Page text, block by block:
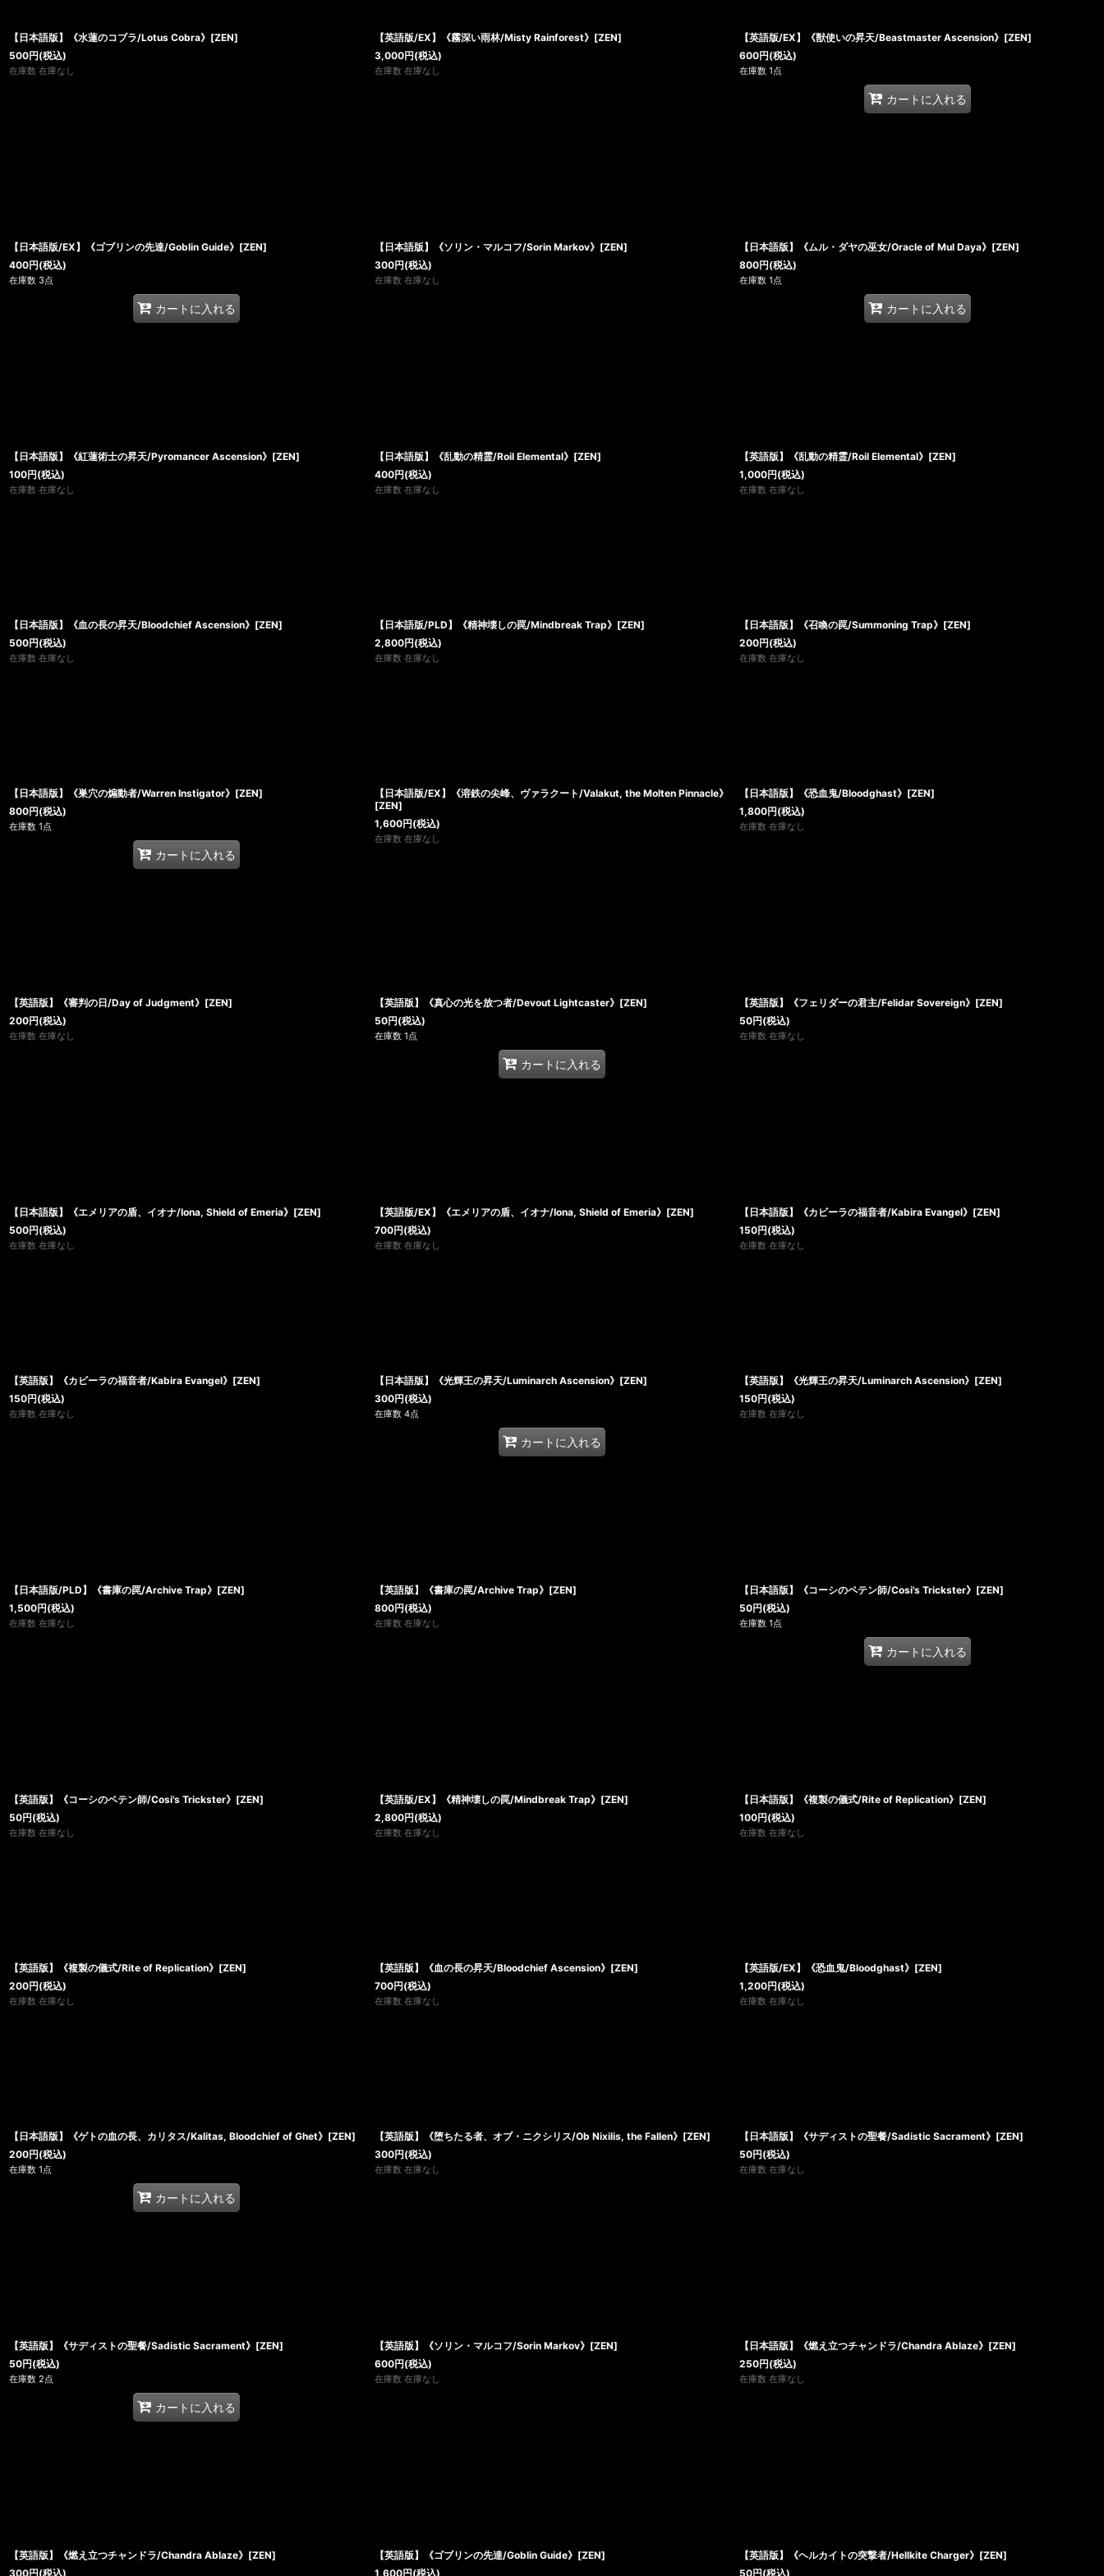
【日本語版】《水蓮のコブラ/Lotus Cobra》[ZEN]
500円(税込)
在庫数 在庫なし
【英語版/EX】《霧深い雨林/Misty Rainforest》[ZEN]
3,000円(税込)
在庫数 在庫なし
【英語版/EX】《獣使いの昇天/Beastmaster Ascension》[ZEN]
600円(税込)
在庫数 1点
カートに入れる
【日本語版/EX】《ゴブリンの先達/Goblin Guide》[ZEN]
400円(税込)
在庫数 3点
カートに入れる
【日本語版】《ソリン・マルコフ/Sorin Markov》[ZEN]
300円(税込)
在庫数 在庫なし
【日本語版】《ムル・ダヤの巫女/Oracle of Mul Daya》[ZEN]
800円(税込)
在庫数 1点
カートに入れる
【日本語版】《紅蓮術士の昇天/Pyromancer Ascension》[ZEN]
100円(税込)
在庫数 在庫なし
【日本語版】《乱動の精霊/Roil Elemental》[ZEN]
400円(税込)
在庫数 在庫なし
【英語版】《乱動の精霊/Roil Elemental》[ZEN]
1,000円(税込)
在庫数 在庫なし
【日本語版】《血の長の昇天/Bloodchief Ascension》[ZEN]
500円(税込)
在庫数 在庫なし
【日本語版/PLD】《精神壊しの罠/Mindbreak Trap》[ZEN]
2,800円(税込)
在庫数 在庫なし
【日本語版】《召喚の罠/Summoning Trap》[ZEN]
200円(税込)
在庫数 在庫なし
【日本語版】《巣穴の煽動者/Warren Instigator》[ZEN]
800円(税込)
在庫数 1点
カートに入れる
【日本語版/EX】《溶鉄の尖峰、ヴァラクート/Valakut, the Molten Pinnacle》
[ZEN]
1,600円(税込)
在庫数 在庫なし
【日本語版】《恐血鬼/Bloodghast》[ZEN]
1,800円(税込)
在庫数 在庫なし
【英語版】《審判の日/Day of Judgment》[ZEN]
200円(税込)
在庫数 在庫なし
【英語版】《真心の光を放つ者/Devout Lightcaster》[ZEN]
50円(税込)
在庫数 1点
カートに入れる
【英語版】《フェリダーの君主/Felidar Sovereign》[ZEN]
50円(税込)
在庫数 在庫なし
【日本語版】《エメリアの盾、イオナ/Iona, Shield of Emeria》[ZEN]
500円(税込)
在庫数 在庫なし
【英語版/EX】《エメリアの盾、イオナ/Iona, Shield of Emeria》[ZEN]
700円(税込)
在庫数 在庫なし
【日本語版】《カビーラの福音者/Kabira Evangel》[ZEN]
150円(税込)
在庫数 在庫なし
【英語版】《カビーラの福音者/Kabira Evangel》[ZEN]
150円(税込)
在庫数 在庫なし
【日本語版】《光輝王の昇天/Luminarch Ascension》[ZEN]
300円(税込)
在庫数 4点
カートに入れる
【英語版】《光輝王の昇天/Luminarch Ascension》[ZEN]
150円(税込)
在庫数 在庫なし
【日本語版/PLD】《書庫の罠/Archive Trap》[ZEN]
1,500円(税込)
在庫数 在庫なし
【英語版】《書庫の罠/Archive Trap》[ZEN]
800円(税込)
在庫数 在庫なし
【日本語版】《コーシのペテン師/Cosi's Trickster》[ZEN]
50円(税込)
在庫数 1点
カートに入れる
【英語版】《コーシのペテン師/Cosi's Trickster》[ZEN]
50円(税込)
在庫数 在庫なし
【英語版/EX】《精神壊しの罠/Mindbreak Trap》[ZEN]
2,800円(税込)
在庫数 在庫なし
【日本語版】《複製の儀式/Rite of Replication》[ZEN]
100円(税込)
在庫数 在庫なし
【英語版】《複製の儀式/Rite of Replication》[ZEN]
200円(税込)
在庫数 在庫なし
【英語版】《血の長の昇天/Bloodchief Ascension》[ZEN]
700円(税込)
在庫数 在庫なし
【英語版/EX】《恐血鬼/Bloodghast》[ZEN]
1,200円(税込)
在庫数 在庫なし
【日本語版】《ゲトの血の長、カリタス/Kalitas, Bloodchief of Ghet》[ZEN]
200円(税込)
在庫数 1点
カートに入れる
【英語版】《堕ちたる者、オブ・ニクシリス/Ob Nixilis, the Fallen》[ZEN]
300円(税込)
在庫数 在庫なし
【日本語版】《サディストの聖餐/Sadistic Sacrament》[ZEN]
50円(税込)
在庫数 在庫なし
【英語版】《サディストの聖餐/Sadistic Sacrament》[ZEN]
50円(税込)
在庫数 2点
カートに入れる
【英語版】《ソリン・マルコフ/Sorin Markov》[ZEN]
600円(税込)
在庫数 在庫なし
【日本語版】《燃え立つチャンドラ/Chandra Ablaze》[ZEN]
250円(税込)
在庫数 在庫なし
【英語版】《燃え立つチャンドラ/Chandra Ablaze》[ZEN]
300円(税込)
【英語版】《ゴブリンの先達/Goblin Guide》[ZEN]
1,600円(税込)
【英語版】《ヘルカイトの突撃者/Hellkite Charger》[ZEN]
50円(税込)